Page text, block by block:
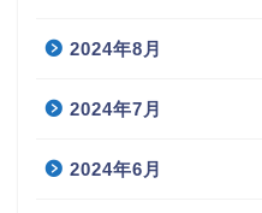
2024年8月
2024年7月
2024年6月